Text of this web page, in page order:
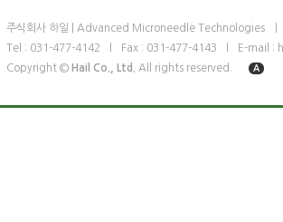
주식회사 하일 | Advanced Microneedle Technologies
Tel : 031-477-4142
Fax : 031-477-4143
E-mail :
Copyright © Hail Co., Ltd. All rights reserved. A